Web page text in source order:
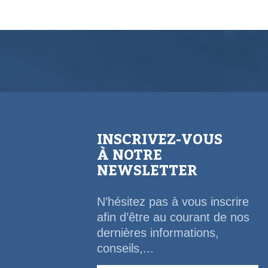
INSCRIVEZ-VOUS
À NOTRE
NEWSLETTER
N’hésitez pas à vous inscrire
afin d’être au courant de nos
dernières informations,
conseils,...